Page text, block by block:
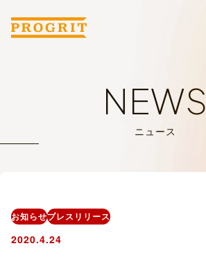
NEWS
ニュース
お知らせプレスリリース
2020.4.24